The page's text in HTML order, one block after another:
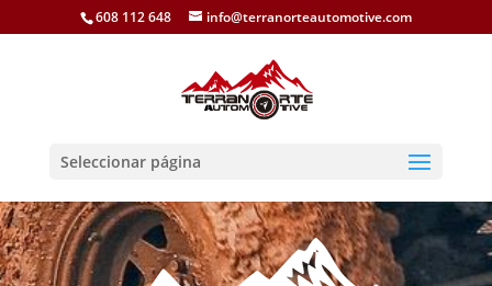
608 112 648 info@terranorteautomotive.com
Seleccionar página